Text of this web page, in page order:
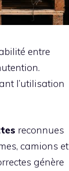
entre
l’utilisation
reconnues
camions et
génère